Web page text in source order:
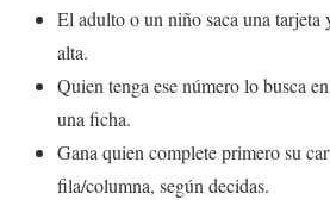
El adulto o un niño saca una tarjeta
alta.
Quien tenga ese número lo busca
una ficha.
Gana quien complete primero su
fila/columna, según decidas.